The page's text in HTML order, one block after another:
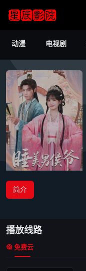
动漫 电视剧
简介
播放线路
免费云